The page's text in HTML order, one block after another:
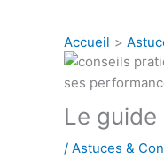
Accueil
Le
/ Astuces &